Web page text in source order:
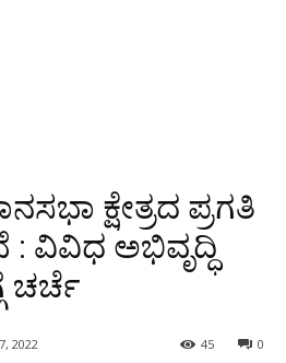
ಕ್ಷೇತ್ರದ ಪ್ರಗತಿ
: ವಿವಿಧ ಅಭಿವೃದ್ಧಿ
ಚರ್ಚೆ
2022 0
45